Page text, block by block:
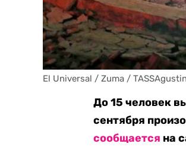
El Universal / Zuma /
До 15 человек
сентября
сообщается на